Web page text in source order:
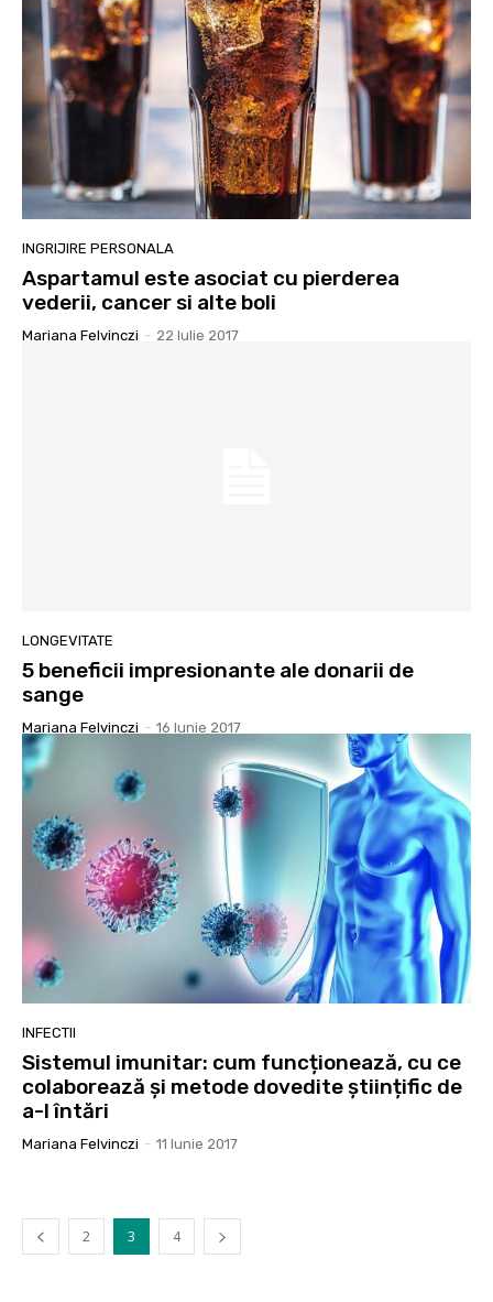
INGRIJIRE PERSONALA
Aspartamul este asociat cu pierderea
vederii, cancer si alte boli
Mariana Felvinczi - 22 Iulie 2017
LONGEVITATE
5 beneficii impresionante ale donarii de
sange
Mariana Felvinczi - 16 Iunie 2017
INFECTII
Sistemul imunitar: cum funcționează, cu ce
colaborează și metode dovedite științific de
a-l întări
Mariana Felvinczi - 11 Iunie 2017
2 3 4